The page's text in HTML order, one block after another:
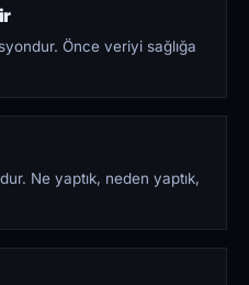
Önce veriyi sağlığa
Ne yaptık, neden yaptık,